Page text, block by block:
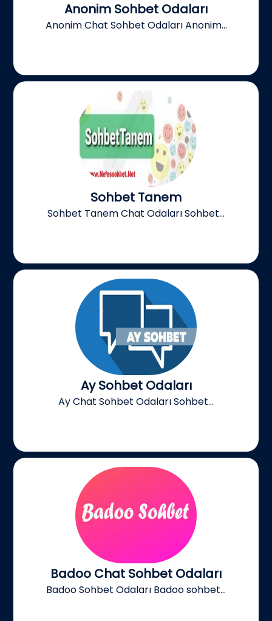
Anonim Sohbet Odaları
Anonim Chat Sohbet Odaları Anonim...
Sohbet Tanem
Sohbet Tanem Chat Odaları Sohbet...
Ay Sohbet Odaları
Ay Chat Sohbet Odaları Sohbet...
Badoo Chat Sohbet Odaları
Badoo Sohbet Odaları Badoo sohbet...